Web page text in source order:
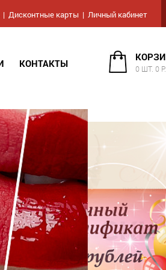
Дисконтные карты Личный кабинет
КОНТАКТЫ 0 ШТ. 0 Р.